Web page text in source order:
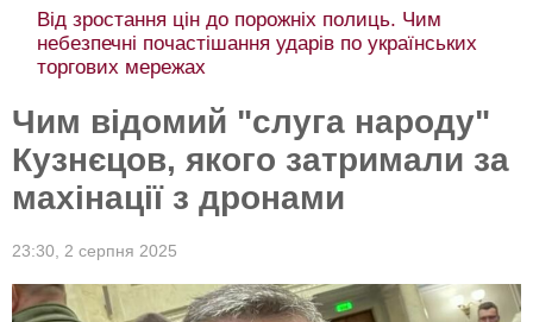
Від зростання цін до порожніх полиць. Чим
небезпечні почастішання ударів по українських
торгових мережах
Чим відомий "слуга народу"
Кузнєцов, якого затримали за
махінації з дронами
23:30, 2 серпня 2025